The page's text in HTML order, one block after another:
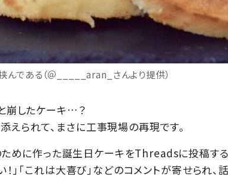
んである（＠_____aran_さんより提供）
と崩したケーキ…？
えられて、まさに工事現場の再現です。
めに作った誕生日ケーキをThreadsに投稿する
！」「これは大喜び」などのコメントが寄せられ、話